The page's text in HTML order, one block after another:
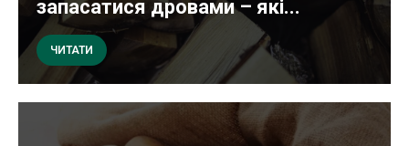
запасатися дровами – які...
ЧИТАТИ